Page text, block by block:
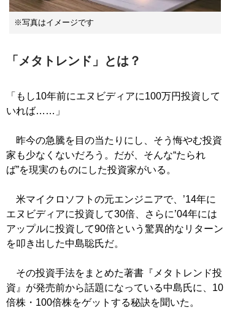
※写真はイメージです
「メタトレンド」とは？
「もし10年前にエヌビディアに100万円投資して
いれば……」
昨今の急騰を目の当たりにし、そう悔やむ投資
家も少なくないだろう。だが、そんな“たられ
ば”を現実のものにした投資家がいる。
米マイクロソフトの元エンジニアで、’14年に
エヌビディアに投資して30倍、さらに’04年には
アップルに投資して90倍という驚異的なリターン
を叩き出した中島聡氏だ。
その投資手法をまとめた著書『メタトレンド投
資』が発売前から話題になっている中島氏に、10
倍株・100倍株をゲットする秘訣を聞いた。